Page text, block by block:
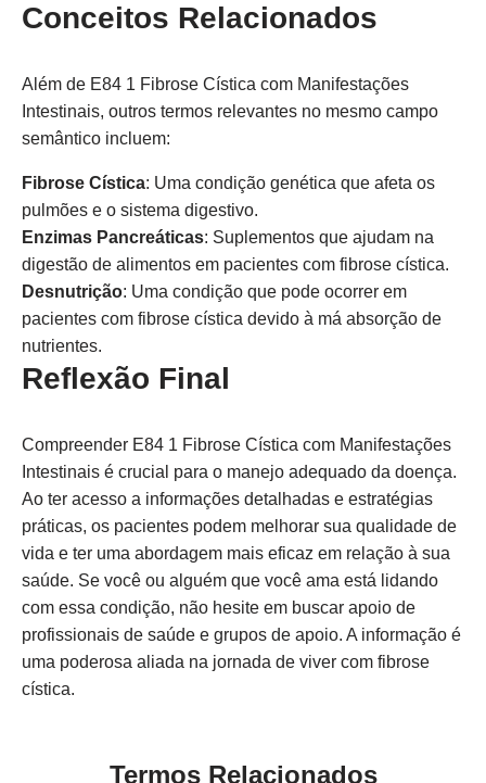
Conceitos Relacionados
Além de E84 1 Fibrose Cística com Manifestações
Intestinais, outros termos relevantes no mesmo campo
semântico incluem:
Fibrose Cística: Uma condição genética que afeta os
pulmões e o sistema digestivo.
Enzimas Pancreáticas: Suplementos que ajudam na
digestão de alimentos em pacientes com fibrose cística.
Desnutrição: Uma condição que pode ocorrer em
pacientes com fibrose cística devido à má absorção de
nutrientes.
Reflexão Final
Compreender E84 1 Fibrose Cística com Manifestações
Intestinais é crucial para o manejo adequado da doença.
Ao ter acesso a informações detalhadas e estratégias
práticas, os pacientes podem melhorar sua qualidade de
vida e ter uma abordagem mais eficaz em relação à sua
saúde. Se você ou alguém que você ama está lidando
com essa condição, não hesite em buscar apoio de
profissionais de saúde e grupos de apoio. A informação é
uma poderosa aliada na jornada de viver com fibrose
cística.
Termos Relacionados